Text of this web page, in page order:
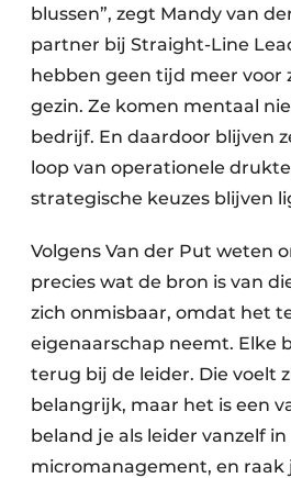
blussen”, zegt Mandy van
partner bij Straight-Line
hebben geen tijd meer voor
gezin. Ze komen mentaal
bedrijf. En daardoor blijven
loop van operationele
strategische keuzes blijven
Volgens Van der Put weten
precies wat de bron is van
zich onmisbaar, omdat het
eigenaarschap neemt. Elke
terug bij de leider. Die voelt
belangrijk, maar het is een
beland je als leider vanzelf in
micromanagement, en raak